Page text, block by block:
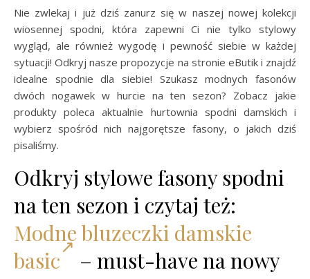
Nie zwlekaj i już dziś zanurz się w naszej nowej kolekcji
wiosennej spodni, która zapewni Ci nie tylko stylowy
wygląd, ale również wygodę i pewność siebie w każdej
sytuacji! Odkryj nasze propozycje na stronie eButik i znajdź
idealne spodnie dla siebie! Szukasz modnych fasonów
dwóch nogawek w hurcie na ten sezon? Zobacz jakie
produkty poleca aktualnie hurtownia spodni damskich i
wybierz spośród nich najgorętsze fasony, o jakich dziś
pisaliśmy.
Odkryj stylowe fasony spodni
na ten sezon i czytaj też:
Modne bluzeczki damskie
basic
– must-have na nowy